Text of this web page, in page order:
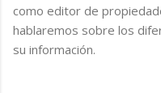
como editor de
hablaremos sobre los
su información.